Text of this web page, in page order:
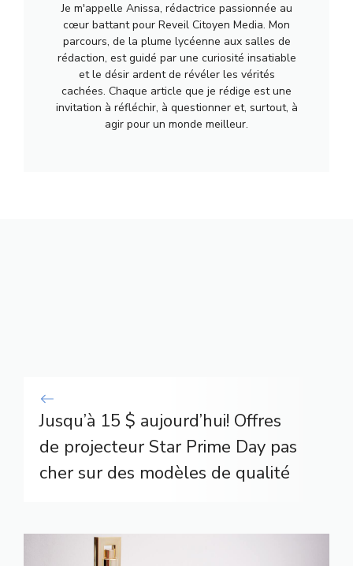
Je m'appelle Anissa, rédactrice passionnée au
cœur battant pour Reveil Citoyen Media. Mon
parcours, de la plume lycéenne aux salles de
rédaction, est guidé par une curiosité insatiable
et le désir ardent de révéler les vérités
cachées. Chaque article que je rédige est une
invitation à réfléchir, à questionner et, surtout, à
agir pour un monde meilleur.
Jusqu’à 15 $ aujourd’hui! Offres
de projecteur Star Prime Day pas
cher sur des modèles de qualité